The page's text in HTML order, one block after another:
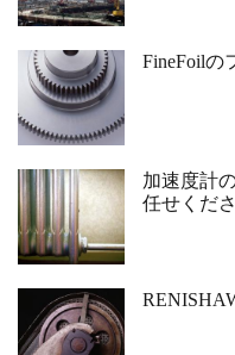
FineFoilの
加速度計
任せくだ